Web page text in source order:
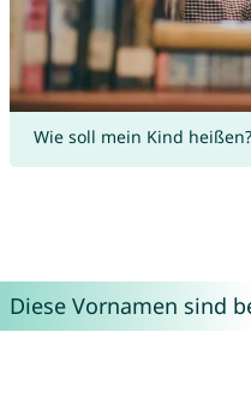
Wie soll mein Kind
Diese Vornamen sind